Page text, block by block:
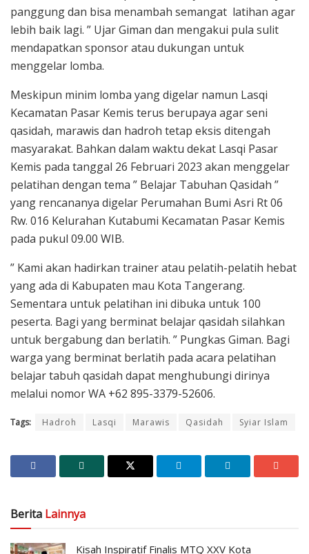
panggung dan bisa menambah semangat latihan agar
lebih baik lagi. ” Ujar Giman dan mengakui pula sulit
mendapatkan sponsor atau dukungan untuk
menggelar lomba.
Meskipun minim lomba yang digelar namun Lasqi
Kecamatan Pasar Kemis terus berupaya agar seni
qasidah, marawis dan hadroh tetap eksis ditengah
masyarakat. Bahkan dalam waktu dekat Lasqi Pasar
Kemis pada tanggal 26 Februari 2023 akan menggelar
pelatihan dengan tema ” Belajar Tabuhan Qasidah ”
yang rencananya digelar Perumahan Bumi Asri Rt 06
Rw. 016 Kelurahan Kutabumi Kecamatan Pasar Kemis
pada pukul 09.00 WIB.
” Kami akan hadirkan trainer atau pelatih-pelatih hebat
yang ada di Kabupaten mau Kota Tangerang.
Sementara untuk pelatihan ini dibuka untuk 100
peserta. Bagi yang berminat belajar qasidah silahkan
untuk bergabung dan berlatih. ” Pungkas Giman. Bagi
warga yang berminat berlatih pada acara pelatihan
belajar tabuh qasidah dapat menghubungi dirinya
melalui nomor WA +62 895-3379-52606.
Tags: Hadroh Lasqi Marawis Qasidah Syiar Islam
Berita Lainnya
Kisah Inspiratif Finalis MTQ XXV Kota